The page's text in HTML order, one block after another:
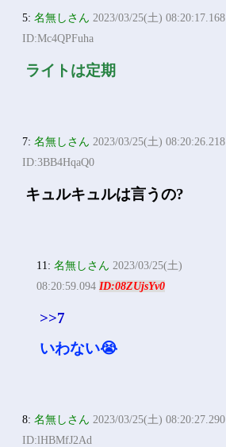
5:名無しさん 2023/03/25(土) 08:20:17.168
ID:Mc4QPFuha
ライトは定期
7:名無しさん 2023/03/25(土) 08:20:26.218
ID:3BB4HqaQ0
キュルキュルは言うの?
11:名無しさん 2023/03/25(土)
08:20:59.094ID:08ZUjsYv0
>>7
いわない😭
8:名無しさん 2023/03/25(土) 08:20:27.290
ID:lHBMfJ2Ad